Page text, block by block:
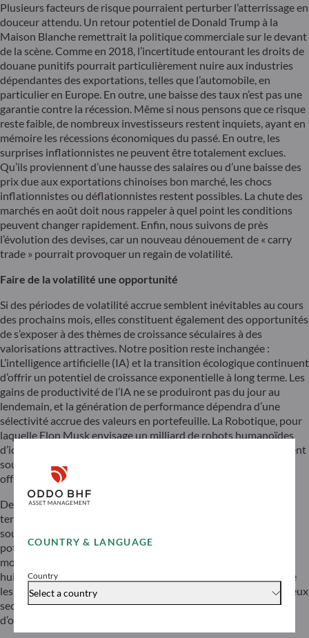
COUNTRY & LANGUAGE
Country
Select a country
Plusieurs facteurs de risque pourraient perturber l’atterrissage en
douceur attendu. Un retour potentiel de Donald Trump à la
Maison Blanche remettrait la politique commerciale sur le devant
de la scène. Comme en 2018, l’incertitude entourant les droits de
douane punitifs pourrait particulièrement nuire aux industries
dépendantes des exportations, telles que l’automobile, en
particulier en Europe. En outre, une baisse des taux n’est pas une
garantie contre la récession. Même si nous pensons que ce risque
reste faible, de nombreux investisseurs restent inquiets, ayant en
mémoire les récessions économiques du passé. En outre, les
surprises inflationnistes ne peuvent être totalement exclues.
Qu’ils proviennent d’une hausse des salaires ou d’une baisse des
prix due aux exportations chinoises bon marché, les chocs
inflationnistes ou déflationnistes restent possibles. La chute des
marchés en août doit nous rappeler à quel point les conditions
peuvent changer rapidement. Enfin, nous suivons de près
l’évolution des devises, car un nouveau dénouement de « carry
trade » pourrait provoquer un regain de volatilité.
Faire de la volatilité une opportunité
Si des périodes de volatilité accrue semblent inévitables au cours
des prochains mois, elles constituent également des opportunités
de s’exposer à des thèmes de croissance séculaires à des
valorisations attractives. Notre position reste inchangée :
L’intelligence artificielle (IA) et la transition écologique continuent
d’offrir un potentiel de croissance exponentielle à long terme. Les
gains de productivité de l’IA ne se produiront pas du jour au
lendemain, et la génération de performance dépendra d’une
sélectivité accrue des valeurs en portefeuille. La Robotique, pour
laquelle Elon Musk envisage un milliard de robots humanoïdes
d’ici 2040, et la recherche pharmaceutique pilotée par l’IA restent
sous-explorées par la plupart des investisseurs, alors qu’elles
offrent des opportunités significatives.
De même, nous pensons que la révolution verte est loin d’être
terminée. L’expansion des énergies propres n’est pas seulement
souhaitable d’un point de vue social, elle offre également un
potentiel de surperformance à long terme. Les investissements
mondiaux dans l’énergie durable ont été multipliés par plus de
huit au cours de la dernière décennie, ce qui a permis de réduire
les coûts et de rendre l’énergie propre rentable dans de nombreux
secteurs. Cette dynamique débouche sur un large éventail
d’opportunités d’investissement.